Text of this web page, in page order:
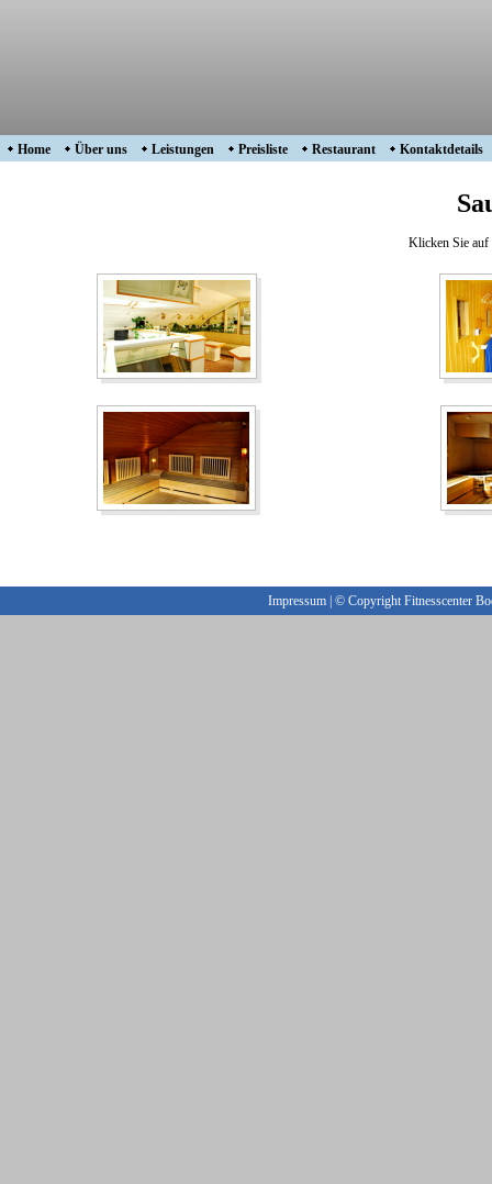
Home Über uns Leistungen Preisliste Restaurant Kontaktdetails
Klicken Sie auf
Impressum | © Copyright Fitnesscenter